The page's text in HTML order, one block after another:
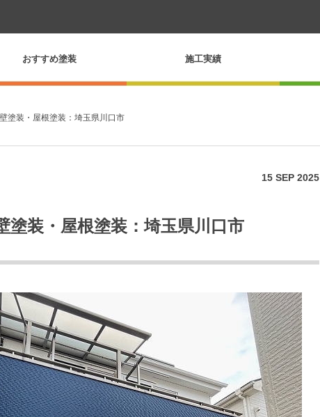
おすすめ塗装 施工実績
塗装・屋根塗装：埼玉県川口市
15 SEP 2025
塗装・屋根塗装：埼玉県川口市